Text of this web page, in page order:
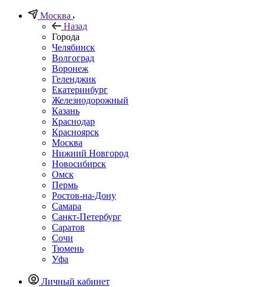
Москва
Назад
Города
Челябинск
Волгоград
Воронеж
Геленджик
Екатеринбург
Железнодорожный
Казань
Краснодар
Красноярск
Москва
Нижний Новгород
Новосибирск
Омск
Пермь
Ростов-на-Дону
Самара
Санкт-Петербург
Саратов
Сочи
Тюмень
Уфа
Личный кабинет